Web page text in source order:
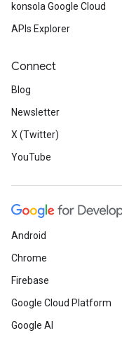
konsola Google Cloud
APIs Explorer
Connect
Blog
Newsletter
X (Twitter)
YouTube
Android
Chrome
Firebase
Google Cloud Platform
Google AI